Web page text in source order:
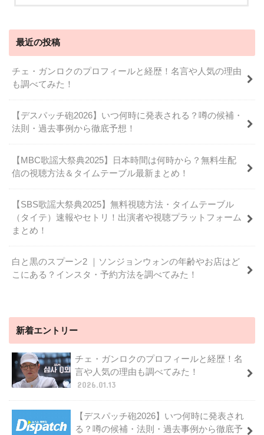
最近の投稿
チェ・ガンロクのプロフィールと経歴！名言や人気の理由
も調べてみた！
【デスパッチ砲2026】いつ何時に発表される？噂の候補・
法則・過去事例から徹底予想！
【MBC歌謡大祭典2025】日本時間は何時から？無料生配
信の視聴方法＆タイムテーブル最新まとめ！
【SBS歌謡大祭典2025】無料視聴方法・タイムテーブル
（タイテ）速報やセトリ！出演者や視聴プラットフォーム
まとめ！
白と黒のスプーン2 ｜ソンジョンウォンの年齢やお店はど
こにある？インスタ・予約方法を調べてみた！
新着エントリー
チェ・ガンロクのプロフィールと経歴！名
言や人気の理由も調べてみた！
2026.01.13
【デスパッチ砲2026】いつ何時に発表され
る？噂の候補・法則・過去事例から徹底予